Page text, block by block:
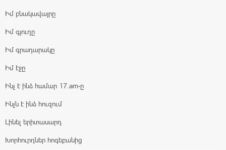
Իմ բնակավայրը
Իմ գյուղը
Իմ գրադարակը
Իմ էջը
Ինչ է ինձ համար 17.am-ը
Ինչն է ինձ հուզում
Լինել երիտասարդ
Խորհուրդներ հոգեբանից